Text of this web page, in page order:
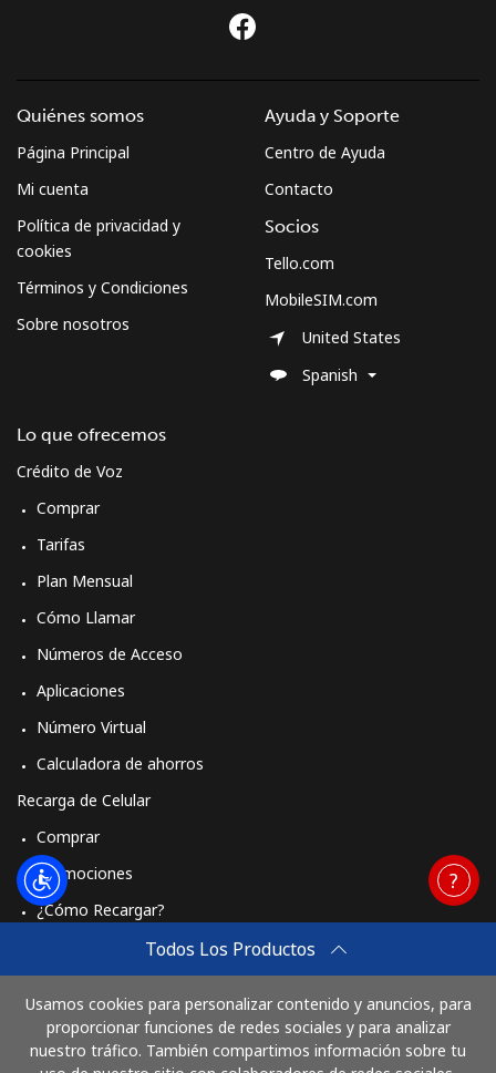
Todos Los Productos
Usamos cookies para personalizar contenido y anuncios, para
proporcionar funciones de redes sociales y para analizar
nuestro tráfico. También compartimos información sobre tu
Quiénes somos
Página Principal
Mi cuenta
Política de privacidad y
cookies
Términos y Condiciones
Sobre nosotros
Lo que ofrecemos
Crédito de Voz
Comprar
Tarifas
Plan Mensual
Cómo Llamar
Números de Acceso
Aplicaciones
Número Virtual
Calculadora de ahorros
Recarga de Celular
Comprar
Promociones
¿Cómo Recargar?
Comprar
Cómo funciona
Ayuda y Soporte
Centro de Ayuda
Contacto
Socios
Tello.com
MobileSIM.com
United States
Spanish